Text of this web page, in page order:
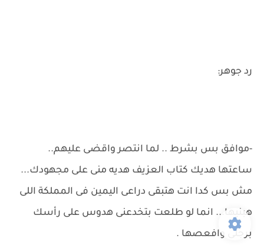
رد جوهر:
-موافق بس بشرط .. لما انتصر واقضى عليهم..
ساعتها هديك كتاب العزيف هديه منى على مجهودك...
مش بس كدا انت هتبقى دراعى اليمين فى المملكة اللى
هبنيها... انما لو طلعت بتخدعنى هدوس على رأسك
برجلى وافعصها .